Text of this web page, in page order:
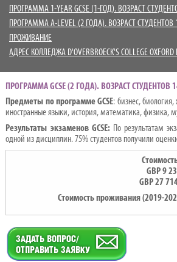
ПРОГРАММА 1-YEAR GCSE (1-ГОД). ВОЗРАСТ
ПРОГРАММА A-LEVEL (2 ГОДА). ВОЗРАСТ СТУДЕНТОВ
ПРОЖИВАНИЕ
АДРЕС КОЛЛЕДЖА D'OVERBROECK'S COLLEGE
ПРОГРАММА GCSE (2 ГОДА). ВОЗРАСТ СТУДЕНТОВ
Предметы по программеGCSE: бизнес,
иностранные языки, история, математика, физика,
Результаты экзаменовGCSE: По результатам
одной из дисциплин. 75% студентов получили
GBP9
GBP 27
Стоимость проживания (2019-